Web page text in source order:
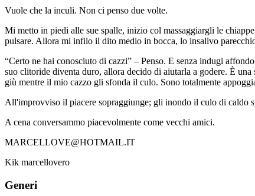
Vuole che la inculi. Non ci penso due volte.
Mi metto in piedi alle sue spalle, inizio col massaggiargli le
pulsare. Allora mi infilo il dito medio in bocca, lo insalivo
“Certo ne hai conosciuto di cazzi” – Penso. E senza indugi
suo clitoride diventa duro, allora decido di aiutarla a godere. È
giù mentre il mio cazzo gli sfonda il culo. Sono totalmente
All'improvviso il piacere sopraggiunge; gli inondo il culo di caldo
A cena conversammo piacevolmente come vecchi amici.
MARCELLOVE@HOTMAIL.IT
Kik marcellovero
Generi